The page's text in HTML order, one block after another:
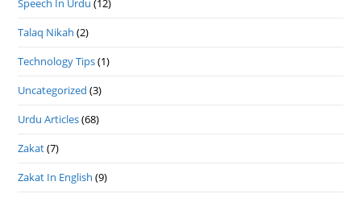
Speech In Urdu (12)
Talaq Nikah (2)
Technology Tips(1)
Uncategorized (3)
Urdu Articles(68)
Zakat(7)
Zakat In English (9)